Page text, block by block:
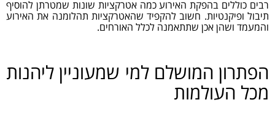
רבים כוללים בהפקת האירוע כמה אטרקציות שונות שמטרתן להוסיף
תיבול ופיקנטיות. חשוב להקפיד שהאטרקציות תהלומנה את האירוע
והמעמד ושהן אכן שתתאמנה לכלל האורחים.
הפתרון המושלם למי שמעוניין ליהנות
מכל העולמות